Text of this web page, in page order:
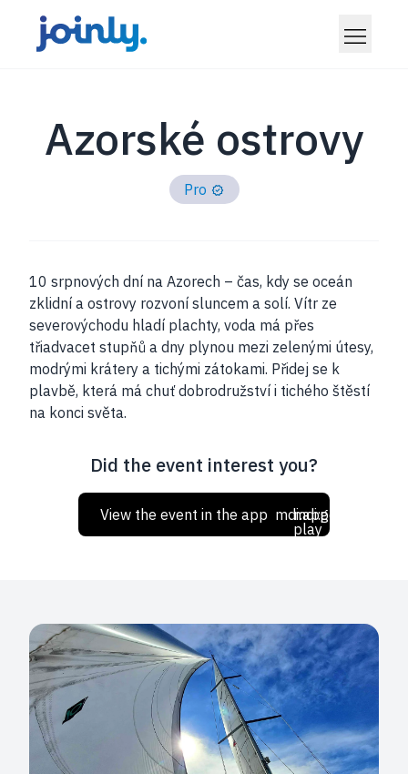
Azorské ostrovy
Pro
10 srpnových dní na Azorech – čas, kdy se oceán
zklidní a ostrovy rozvoní sluncem a solí. Vítr ze
severovýchodu hladí plachty, voda má přes
třiadvacet stupňů a dny plynou mezi zelenými útesy,
modrými krátery a tichými zátokami. Přidej se k
plavbě, která má chuť dobrodružství i tichého štěstí
na konci světa.
Did the event interest you?
View the event in the app mdi:apple
mdi:google-
play